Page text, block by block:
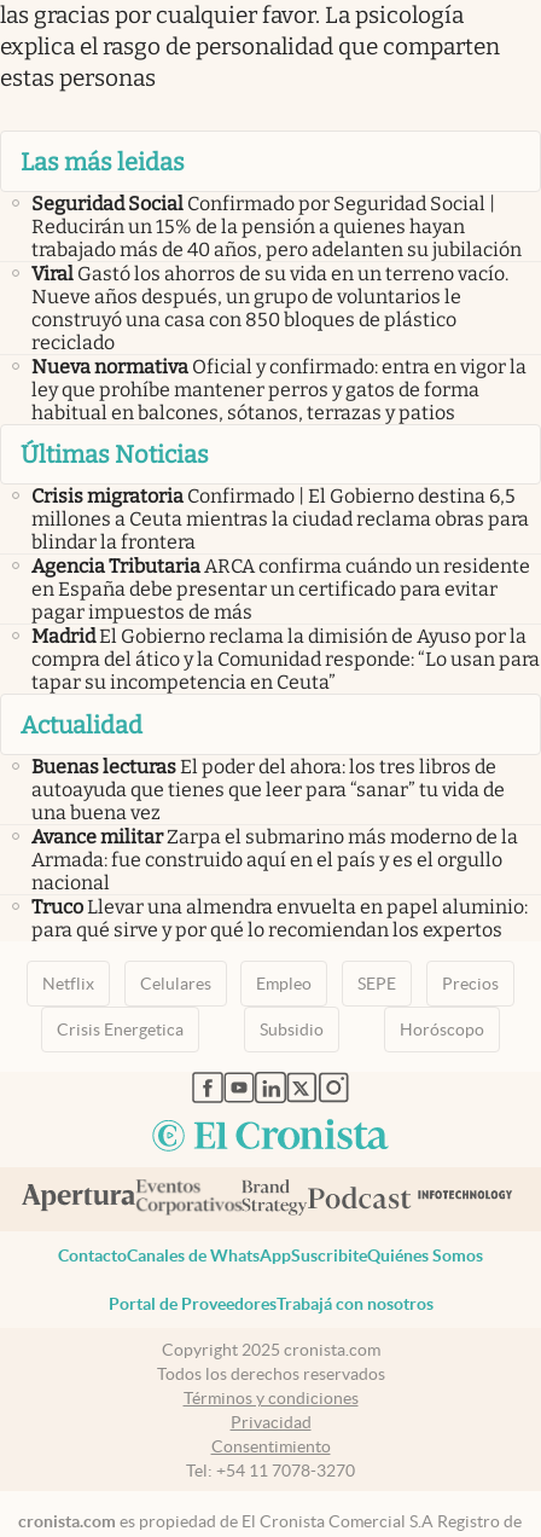
las gracias por cualquier favor. La psicología
explica el rasgo de personalidad que comparten
estas personas
Las más leidas
Seguridad Social Confirmado por Seguridad Social |
Reducirán un 15% de la pensión a quienes hayan
trabajado más de 40 años, pero adelanten su jubilación
Viral Gastó los ahorros de su vida en un terreno vacío.
Nueve años después, un grupo de voluntarios le
construyó una casa con 850 bloques de plástico
reciclado
Nueva normativa Oficial y confirmado: entra en vigor la
ley que prohíbe mantener perros y gatos de forma
habitual en balcones, sótanos, terrazas y patios
Últimas Noticias
Crisis migratoria Confirmado | El Gobierno destina 6,5
millones a Ceuta mientras la ciudad reclama obras para
blindar la frontera
Agencia TributariaARCA confirma cuándo un residente
en España debe presentar un certificado para evitar
pagar impuestos de más
MadridEl Gobierno reclama la dimisión de Ayuso por la
compra del ático y la Comunidad responde: “Lo usan para
tapar su incompetencia en Ceuta”
Actualidad
Buenas lecturasEl poder del ahora: los tres libros de
autoayuda que tienes que leer para “sanar” tu vida de
una buena vez
Avance militarZarpa el submarino más moderno de la
Armada: fue construido aquí en el país y es el orgullo
nacional
TrucoLlevar una almendra envuelta en papel aluminio:
para qué sirve y por qué lo recomiendan los expertos
Netflix Celulares Empleo SEPE Precios
Crisis Energetica Subsidio Horóscopo
abre en nueva pestaña
abre en nueva pestaña
abre en nueva pestaña
abre en nueva pestaña
abre en nueva pestaña
ContactoCanales de WhatsAppSuscribiteQuiénes Somos
Portal de ProveedoresTrabajá con nosotros
Copyright 2025 cronista.com
Todos los derechos reservados
Términos y condiciones
Privacidad
Consentimiento
Tel: +54 11 7078-3270
cronista.com es propiedad de El Cronista Comercial S.A Registro de